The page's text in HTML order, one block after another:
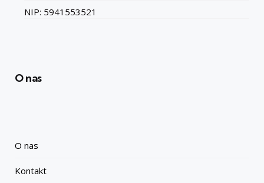
NIP: 5941553521
O nas
O nas
Kontakt